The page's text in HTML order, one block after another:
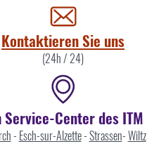
Kontaktieren Sie uns
(24h / 24)
Service-Center des ITM
- Esch-sur-Alzette-Strassen-Wiltz